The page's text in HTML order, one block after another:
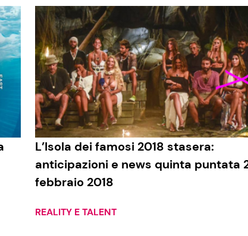
L’Isola dei famosi 2018 stasera:
anticipazioni e news quinta puntata
febbraio 2018
REALITY E TALENT